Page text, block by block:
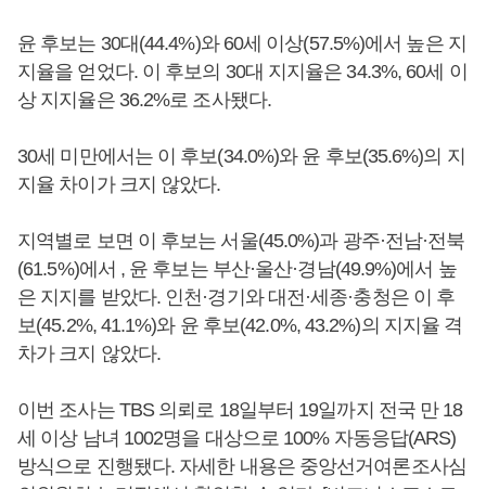
윤 후보는 30대(44.4%)와 60세 이상(57.5%)에서 높은 지
지율을 얻었다. 이 후보의 30대 지지율은 34.3%, 60세 이
상 지지율은 36.2%로 조사됐다.
30세 미만에서는 이 후보(34.0%)와 윤 후보(35.6%)의 지
지율 차이가 크지 않았다.
지역별로 보면 이 후보는 서울(45.0%)과 광주·전남·전북
(61.5%)에서 , 윤 후보는 부산·울산·경남(49.9%)에서 높
은 지지를 받았다. 인천·경기와 대전·세종·충청은 이 후
보(45.2%, 41.1%)와 윤 후보(42.0%, 43.2%)의 지지율 격
차가 크지 않았다.
이번 조사는 TBS 의뢰로 18일부터 19일까지 전국 만 18
세 이상 남녀 1002명을 대상으로 100% 자동응답(ARS)
방식으로 진행됐다. 자세한 내용은 중앙선거여론조사심